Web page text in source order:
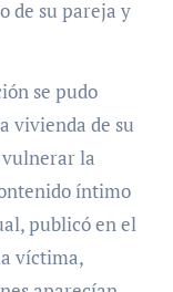
de su pareja y
se pudo
vivienda de su
la
íntimo
publicó en el
víctima,